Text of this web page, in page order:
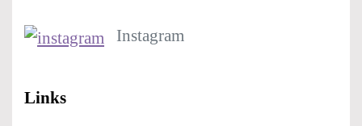
Instagram
Links